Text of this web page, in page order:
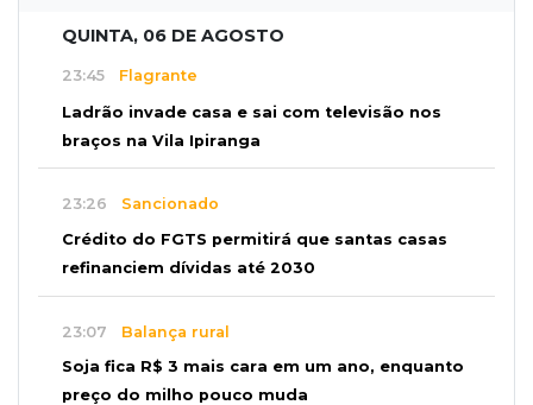
QUINTA, 06 DE AGOSTO
23:45 Flagrante
Ladrão invade casa e sai com televisão nos
braços na Vila Ipiranga
23:26 Sancionado
Crédito do FGTS permitirá que santas casas
refinanciem dívidas até 2030
23:07 Balança rural
Soja fica R$ 3 mais cara em um ano, enquanto
preço do milho pouco muda